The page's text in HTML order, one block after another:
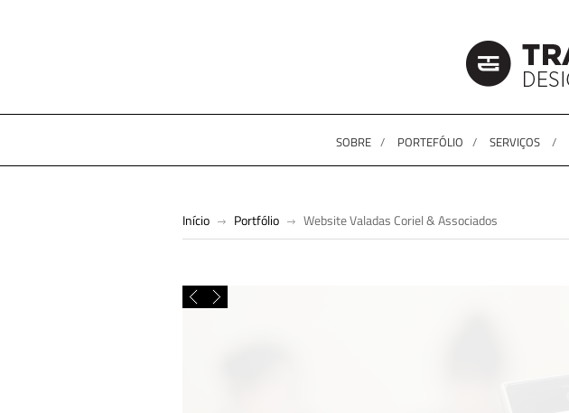
SOBRE PORTEFÓLIO SERVIÇOS
Início Portfólio Website Valadas Coriel & Associados